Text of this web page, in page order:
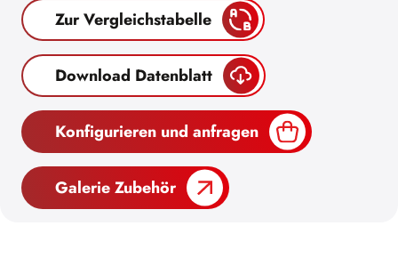
Zur Vergleichstabelle
Download Datenblatt
Konfigurieren und anfragen
Galerie Zubehör